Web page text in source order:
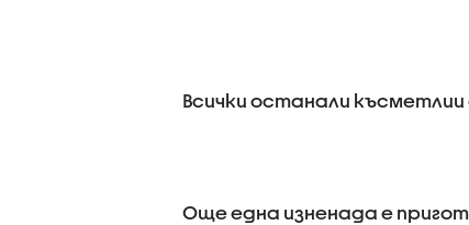
Всички останали
Още една изненада е